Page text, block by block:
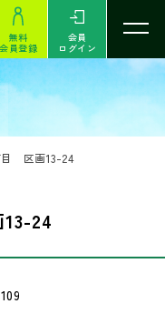
無料
会員登録
会員
ログイン
目 区画13-24
24